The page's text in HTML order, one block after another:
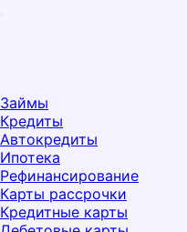
Займы
Кредиты
Автокредиты
Ипотека
Рефинансирование
Карты рассрочки
Кредитные карты